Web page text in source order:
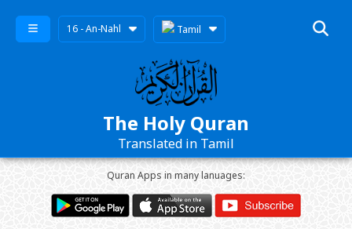
16 - An-Nahl Tamil
The Holy Quran
Translated in Tamil
Quran Apps in many lanuages: